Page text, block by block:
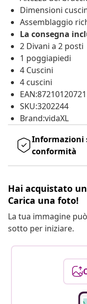
Dimensioni
Assemblaggio
La consegna
2 Divani a 2 posti
1 poggiapiedi
4 Cuscini
4 cuscini
SKU:3202244
Brand:vidaXL
Informazioni
conformità
Hai acquistato
Carica una foto!
La tua immagine
sotto per iniziare.